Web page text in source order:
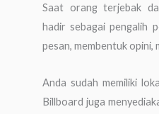
Saat orang terjebak
hadir sebagai pengalih
pesan, membentuk opini,
Anda sudah memiliki
Billboard juga